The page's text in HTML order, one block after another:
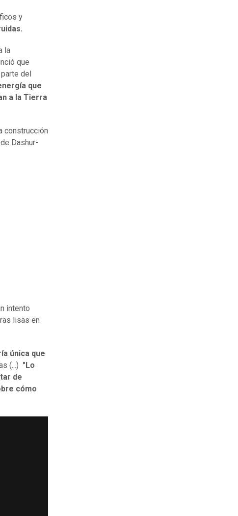
y
la
que
del
que
a la Tierra
construcción
Dashur-
intento
lisas en
única que
(...) "Lo
de
cómo